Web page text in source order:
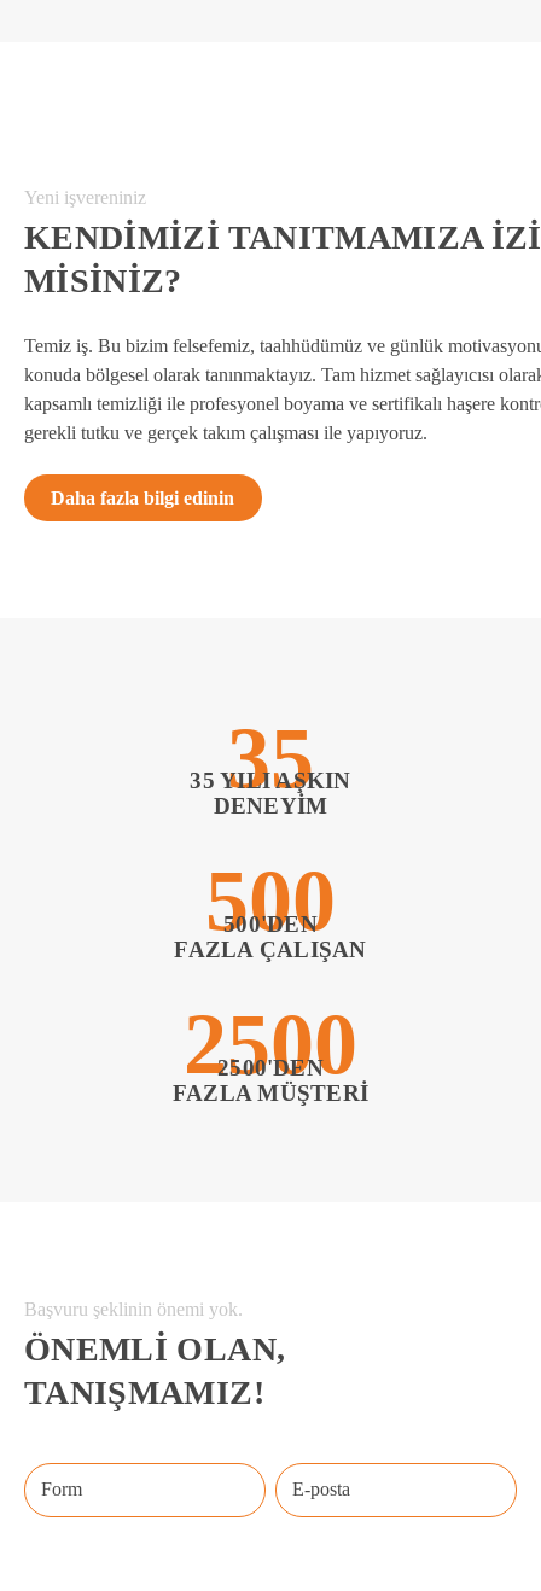
Yeni işvereniniz
KENDIMIZI TANITMAMIZA
MISINIZ?
Temiz iş. Bu bizim felsefemiz, taahhüdümüz ve günlük
konuda bölgesel olarak tanınmaktayız. Tam hizmet sağlayıcısı
kapsamlı temizliği ile profesyonel boyama ve sertifikalı haşere
gerekli tutku ve gerçek takım çalışması ile yapıyoruz.
Daha fazla bilgi edinin
35
35 YILI AŞKIN
DENEYIM
500
500'DEN
FAZLA ÇALIŞAN
2500
2500'DEN
FAZLA MÜŞTERI
Başvuru şeklinin önemi yok.
ÖNEMLI OLAN,
TANIŞMAMIZ!
Form E-posta